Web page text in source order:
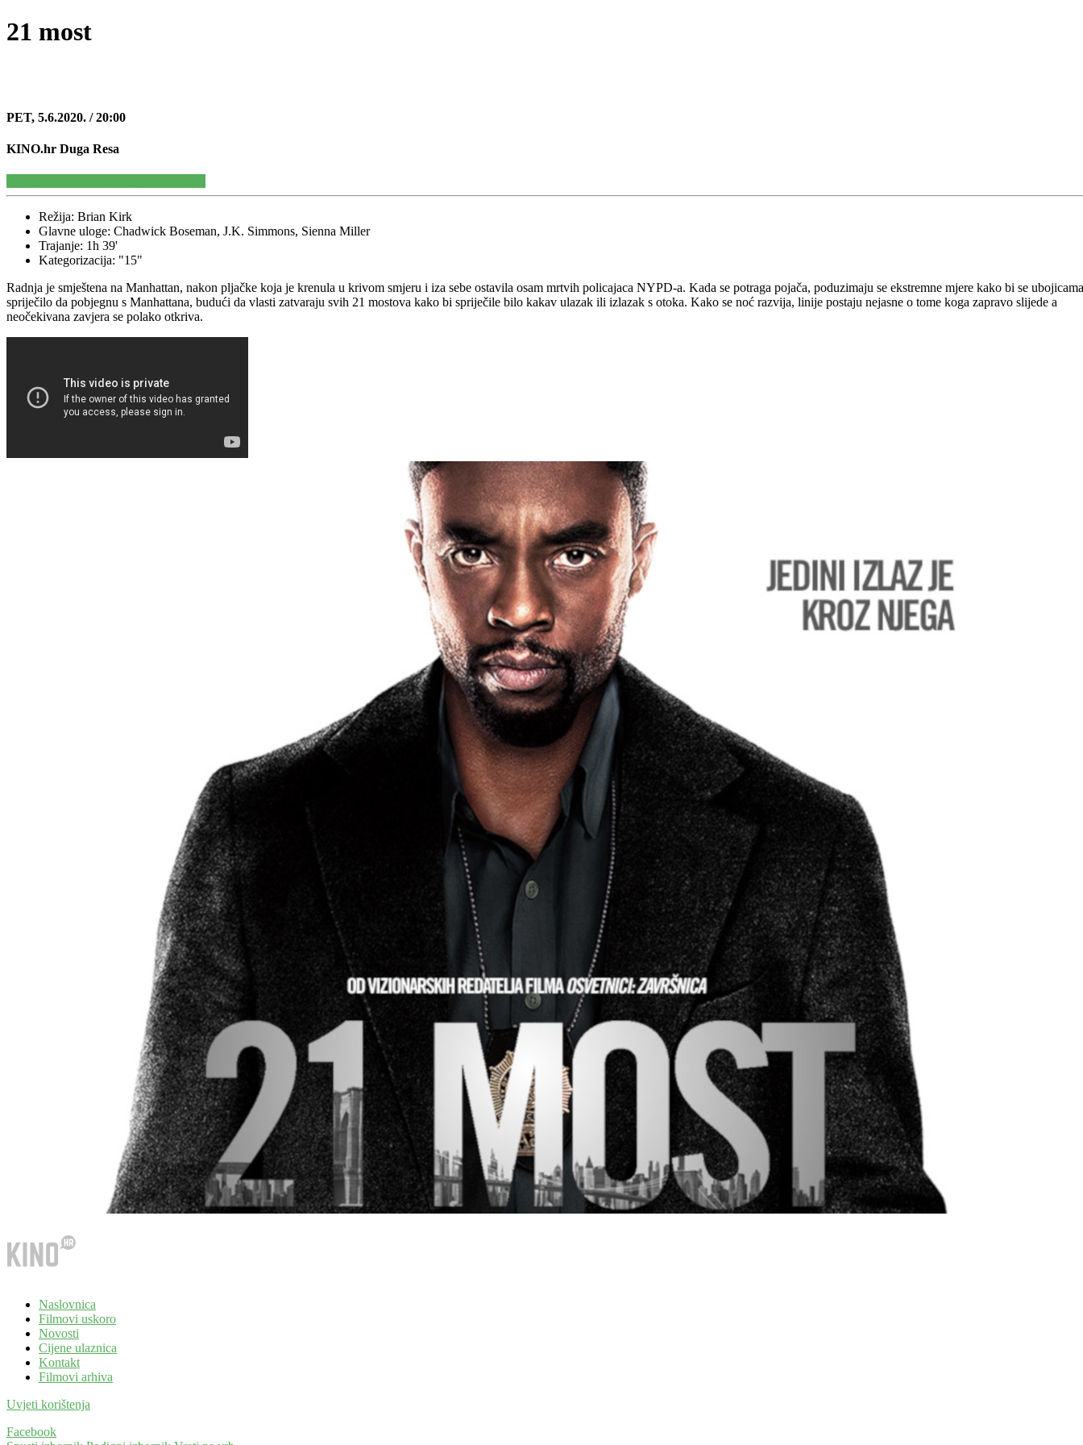
21 most
PET, 5.6.2020. / 20:00
KINO.hr Duga Resa
Režija: Brian Kirk
Glavne uloge: Chadwick Boseman, J.K. Simmons, Sienna Miller
Trajanje: 1h 39'
Kategorizacija: "15"
Radnja je smještena na Manhattan, nakon pljačke koja je krenula u krivom smjeru i iza sebe ostavila osam mrtvih policajaca NYPD-a. Kada se potraga pojača, poduzimaju se ekstremne mjere kako bi se ubojicama
spriječilo da pobjegnu s Manhattana, budući da vlasti zatvaraju svih 21 mostova kako bi spriječile bilo kakav ulazak ili izlazak s otoka. Kako se noć razvija, linije postaju nejasne o tome koga zapravo slijede a
neočekivana zavjera se polako otkriva.
Naslovnica
Filmovi uskoro
Novosti
Cijene ulaznica
Kontakt
Filmovi arhiva
Uvjeti korištenja
Facebook